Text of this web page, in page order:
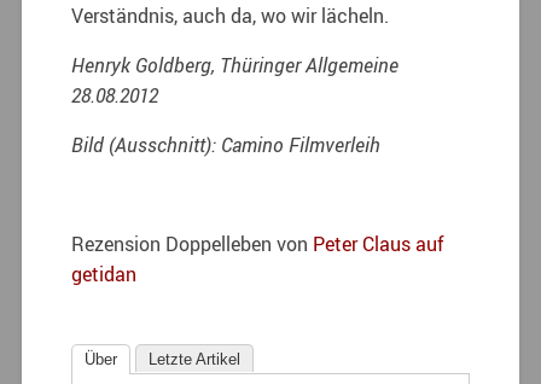
Verständnis, auch da, wo wir lächeln.
Henryk Goldberg, Thüringer Allgemeine
28.08.2012
Bild (Ausschnitt): Camino Filmverleih
Rezension Doppelleben von Peter Claus auf
getidan
Über Letzte Artikel